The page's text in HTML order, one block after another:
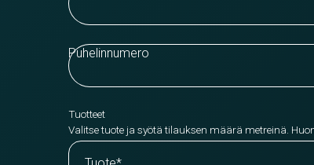
Puhelinnumero
Tuotteet
Valitse tuote ja syötä tilauksen määrä metreinä.